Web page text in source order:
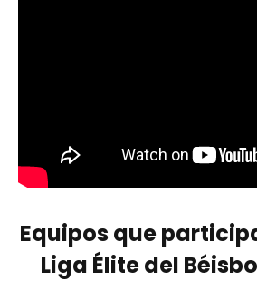
Equipos que
Liga Élite del